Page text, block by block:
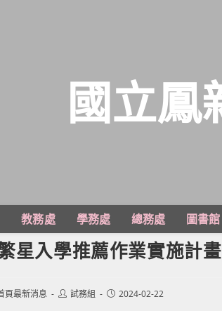
國立鳳
教務處 學務處 總務處 圖書館
星入學推薦作業實施計畫
頁最新消息
Post試務組
Post2024-02-22